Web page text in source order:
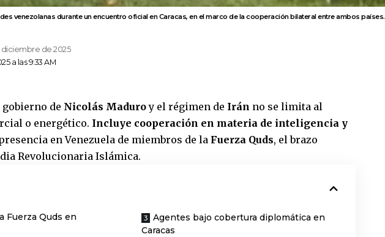
venezolanas durante un encuentro oficial en Caracas, en el marco de la cooperación bilateral entre ambos países.
a las 9:33 AM
de 2025
de Nicolás Maduro y el régimen de Irán no se limita al
o energético. Incluye cooperación en materia de inteligencia y
en Venezuela de miembros de la Fuerza Quds, el brazo
Revolucionaria Islámica.
Fuerza Quds en
Agentes bajo cobertura diplomática en
Caracas